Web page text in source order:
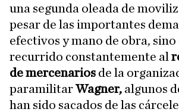
una segunda oleada de
pesar de las importantes
efectivos y mano de obra, sino
recurrido constantemente al
de mercenarios de la
paramilitarWagner, algunos
han sido sacados de las